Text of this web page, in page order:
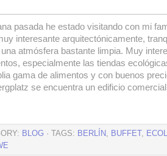
pasada he estado visitando con mi
interesante arquitectónicamente,
atmósfera bastante limpia. Muy
especialmente las tiendas
gama de alimentos y con buenos
se encuentra un edificio
BLOG · TAGS: BERLÍN, BUFFET ,